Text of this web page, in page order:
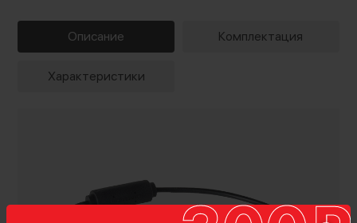
Описание Комплектация
Характеристики